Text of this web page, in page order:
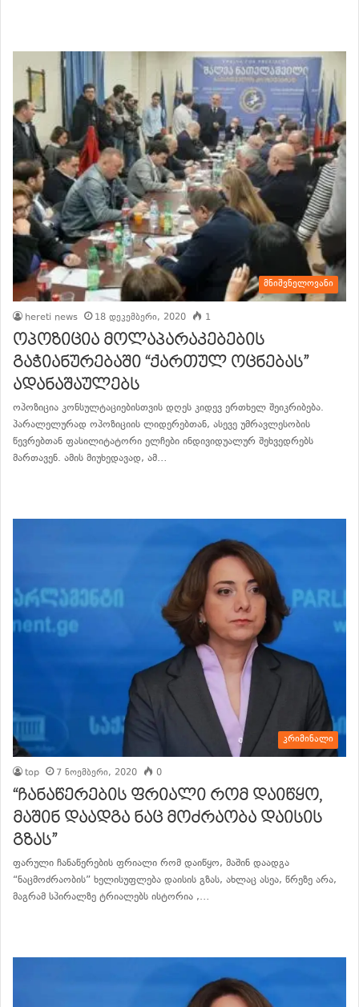
მნიშვნელოვანი
hereti news 18 დეკემბერი, 2020 1
ოპოზიცია მოლაპარაკებების
გაჭიანურებაში “ქართულ ოცნებას”
ადანაშაულებს
ოპოზიცია კონსულტაციებისთვის დღეს კიდევ ერთხელ შეიკრიბება.
პარალელურად ოპოზიციის ლიდერებთან, ასევე უმრავლესობის
წევრებთან ფასილიტატორი ელჩები ინდივიდუალურ შეხვედრებს
მართავენ. ამის მიუხედავად, ამ…
კრიმინალი
top 7 ნოემბერი, 2020 0
“ჩანაწერების ფრიალი რომ დაიწყო,
მაშინ დაადგა ნაც მოძრაობა დაისის
გზას”
ფარული ჩანაწერების ფრიალი რომ დაიწყო, მაშინ დაადგა
“ნაცმოძრაობის” ხელისუფლება დაისის გზას, ახლაც ასეა, წრეზე არა,
მაგრამ სპირალზე ტრიალებს ისტორია ,…